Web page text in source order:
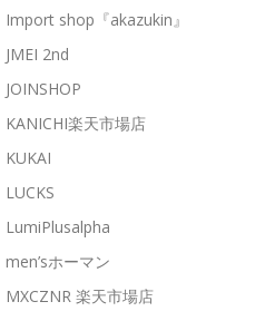
Import shop『akazukin』
JMEI 2nd
JOINSHOP
KANICHI楽天市場店
KUKAI
LUCKS
LumiPlusalpha
men’sホーマン
MXCZNR 楽天市場店